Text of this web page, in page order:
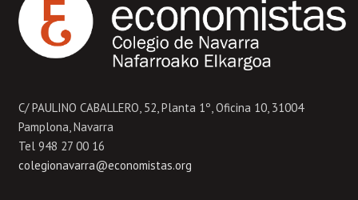
C/ PAULINO CABALLERO, 52, Planta 1º, Oficina 10, 31004
Pamplona, Navarra
Tel 948 27 00 16
colegionavarra@economistas.org